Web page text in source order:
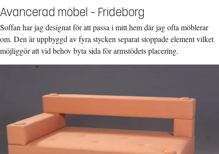
Avancerad möbel – Frideborg
Soffan har jag designat för att passa i mitt hem där jag ofta möblerar
om. Den är uppbyggd av fyra stycken separat stoppade element vilket
möjliggör att vid behov byta sida för armstödets placering.